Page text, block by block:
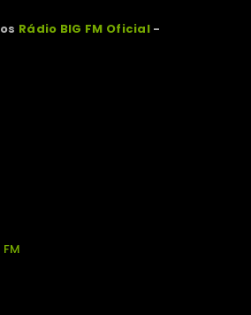
Rádio BIG FM Oficial -
FM